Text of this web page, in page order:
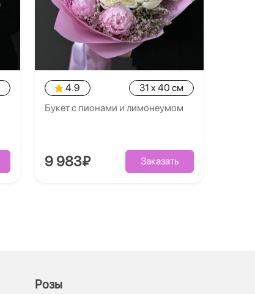
4.9
31 x 40 см
Букет с пионами и лимонеумом
9 983₽ Заказать
Рoзы